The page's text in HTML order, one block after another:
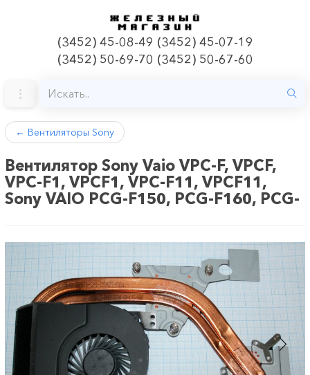
(3452) 45-08-49 (3452) 45-07-19
(3452) 50-69-70 (3452) 50-67-60
← Вентиляторы Sony
Вентилятор Sony Vaio VPC-F, VPCF,
VPC-F1, VPCF1, VPC-F11, VPCF11,
Sony VAIO PCG-F150, PCG-F160, PCG-